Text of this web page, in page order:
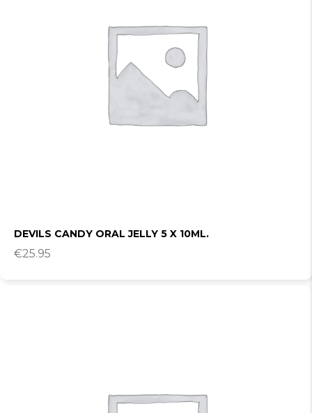
DEVILS CANDY ORAL JELLY 5 X 10ML.
€25.95